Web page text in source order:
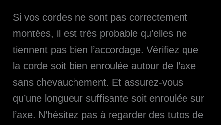
Si vos cordes ne sont pas correctement
montées, il est très probable qu’elles ne
tiennent pas bien l’accordage. Vérifiez que
la corde soit bien enroulée autour de l’axe
sans chevauchement. Et assurez-vous
qu’une longueur suffisante soit enroulée sur
l’axe. N’hésitez pas à regarder des tutos de